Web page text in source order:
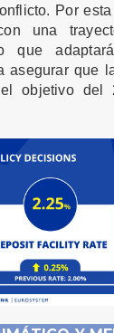
Por
una
que
asegurar que
objetivo del